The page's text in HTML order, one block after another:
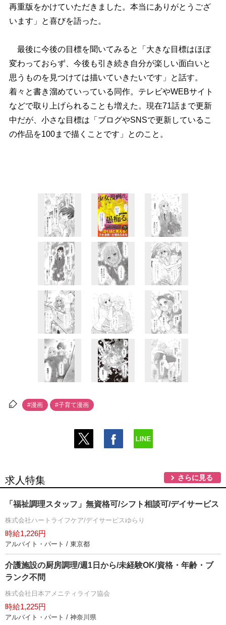
再重版をかけていただきました。本当にありがとうござ
います」と喜びを語った。
最後に今後の目標を聞いてみると「大きな目標はほぼ
変わっておらず、今後も引き続き自分が楽しい面白いと
思うものを見つけては描いていきたいです」と話す。
着々と書き溜めていっている同作。テレビやWEBサイト
などで取り上げられることも増えた。現在71話まで更新
中だが、小さな目標は「ブログやSNSで更新しているこ
の作品を100まで描くことです」とのこと。
#漫画 #子育て漫画
求人特集 さらに見る
「福祉調理スタッフ」無資格可/シフト相談可/デイサービス
株式会社ハートライフケア/デイサービスゆらり
時給1,226円
アルバイト・パート / 東京都
介護施設の厨房調理/週1日から/未経験OK/資格・年齢・ブ
ランク不問
株式会社日本アメニティライフ協会
時給1,225円
アルバイト・パート / 神奈川県